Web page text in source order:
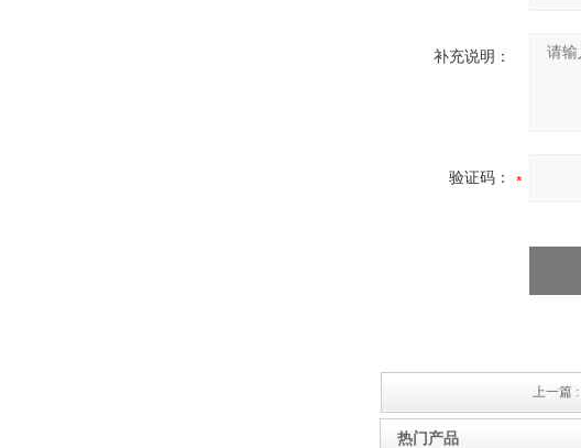
补充说明：
验证码：
上一篇 :
热门产品